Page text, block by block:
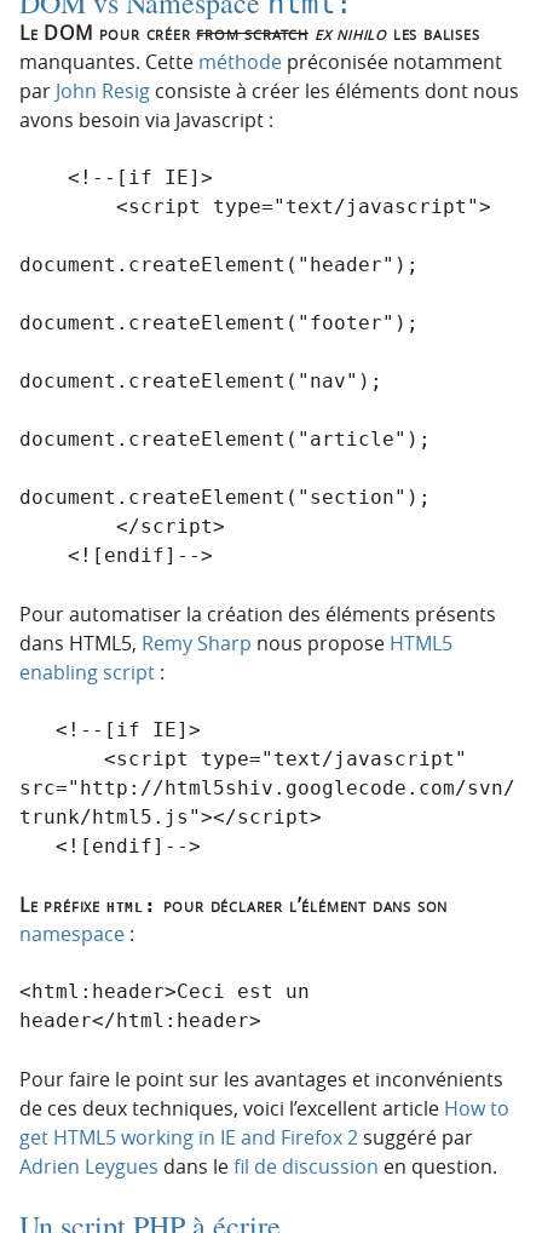
Le DOM pour créerfrom scratch ex nihilo les balises
manquantes. Cette méthode préconisée notamment
par John Resig consiste à créer les éléments dont nous
avons besoin via Javascript :
document.createElement("header");
document.createElement("footer");
document.createElement("nav");
document.createElement("article");
document.createElement("section");
Pour automatiser la création des éléments présents
dans HTML5, Remy Sharp nous propose HTML5
enabling script :
src="http://html5shiv.googlecode.com/svn/
trunk/html5.js"></script>
Le préfixe html: pour déclarer l’élément dans son
namespace :
<html:header>Ceci est un
Pour faire le point sur les avantages et inconvénients
de ces deux techniques, voici l’excellent article How to
get HTML5 working in IE and Firefox 2 suggéré par
Adrien Leygues dans lefil de discussion en question.